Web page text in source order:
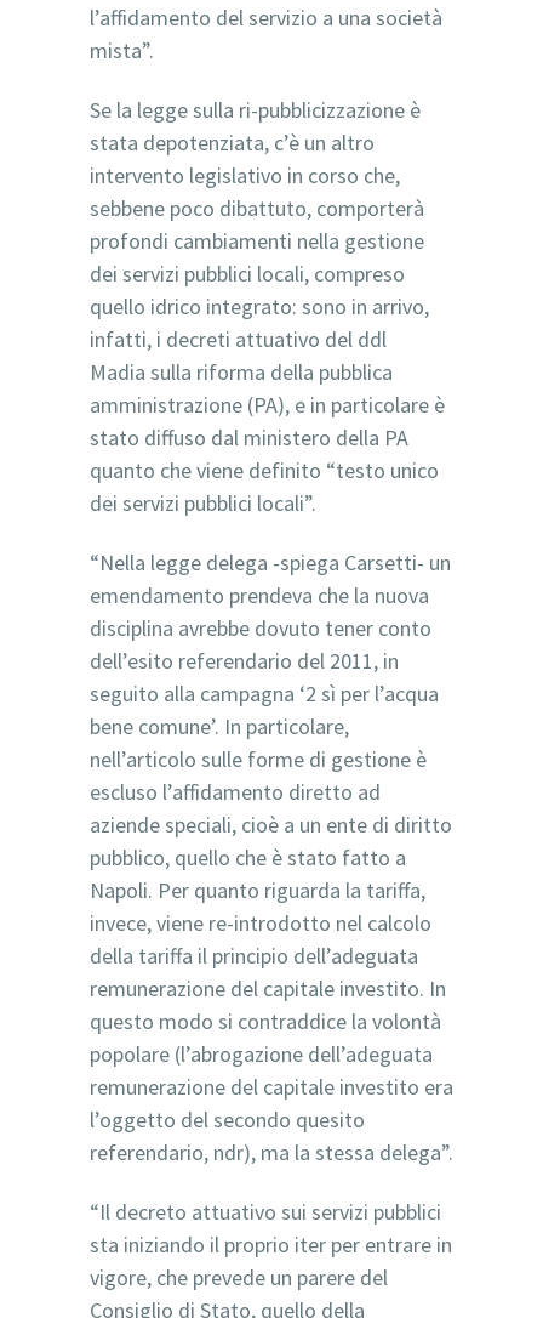
l’affidamento del servizio a una società
mista”.
Se la legge sulla ri-pubblicizzazione è
stata depotenziata, c’è un altro
intervento legislativo in corso che,
sebbene poco dibattuto, comporterà
profondi cambiamenti nella gestione
dei servizi pubblici locali, compreso
quello idrico integrato: sono in arrivo,
infatti, i decreti attuativo del ddl
Madia sulla riforma della pubblica
amministrazione (PA), e in particolare è
stato diffuso dal ministero della PA
quanto che viene definito “testo unico
dei servizi pubblici locali”.
“Nella legge delega -spiega Carsetti- un
emendamento prendeva che la nuova
disciplina avrebbe dovuto tener conto
dell’esito referendario del 2011, in
seguito alla campagna ‘2 sì per l’acqua
bene comune’. In particolare,
nell’articolo sulle forme di gestione è
escluso l’affidamento diretto ad
aziende speciali, cioè a un ente di diritto
pubblico, quello che è stato fatto a
Napoli. Per quanto riguarda la tariffa,
invece, viene re-introdotto nel calcolo
della tariffa il principio dell’adeguata
remunerazione del capitale investito. In
questo modo si contraddice la volontà
popolare (l’abrogazione dell’adeguata
remunerazione del capitale investito era
l’oggetto del secondo quesito
referendario, ndr), ma la stessa delega”.
“Il decreto attuativo sui servizi pubblici
sta iniziando il proprio iter per entrare in
vigore, che prevede un parere del
Consiglio di Stato, quello della